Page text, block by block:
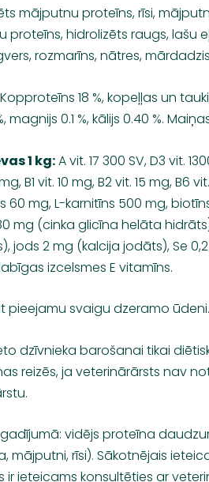
mājputnu proteīns, rīsi,
hidrolizēts raugs, lašu
rozmarīns, nātres,
Kopproteīns 18 %, kopeļļas un tauki
magnijs 0.1 %, kālijs 0.40 %.
1 kg:A vit. 17 300 SV, D3 vit.
B1 vit. 10 mg, B2 vit. 15 mg, B6
mg, L-karnitīns 500 mg,
mg (cinka glicīna helāta
jods 2 mg (kalcija jodāts), Se
izcelsmes E vitamīns.
pieejamu svaigu dzeramo
dzīvnieka barošanai tikai
reizēs, ja veterinārārsts nav
vidējs proteīna
mājputni, rīsi). Sākotnējais
ir ieteicams konsultēties ar